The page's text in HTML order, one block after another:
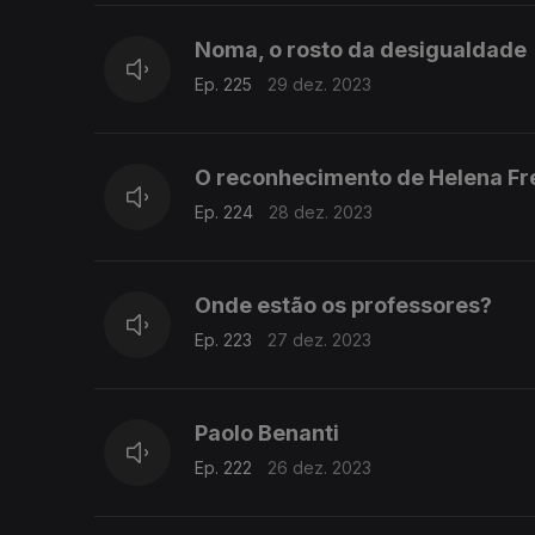
Noma, o rosto da desigualdade
Ep. 225 29 dez. 2023
O reconhecimento de Helena
Ep. 224 28 dez. 2023
Onde estão os professores?
Ep. 223 27 dez. 2023
Paolo Benanti
Ep. 222 26 dez. 2023